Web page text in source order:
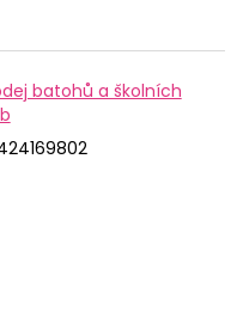
batohů a školních